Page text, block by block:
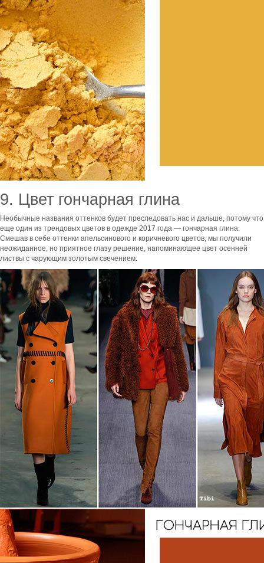
9. Цвет гончарная глина
Необычные названия оттенков будет преследовать нас и дальше, потому что
еще один из трендовых цветов в одежде 2017 года — гончарная глина.
Смешав в себе оттенки апельсинового и коричневого цветов, мы получили
неожиданное, но приятное глазу решение, напоминающее цвет осенней
листвы с чарующим золотым свечением.